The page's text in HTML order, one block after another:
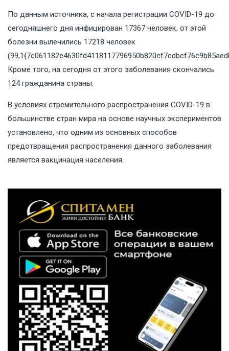
По данным источника, с начала регистрации COVID-19 до
сегодняшнего дня инфицирован 17367 человек, от этой
болезни вылечились 17218 человек
Кроме того, на сегодня от этого заболевания скончались
124 гражданина страны.
В условиях стремительного распространения COVID-19 в
большинстве стран мира на основе научных экспериментов
установлено, что одним из основных способов
предотвращения распространения данного заболевания
является вакцинация населения.